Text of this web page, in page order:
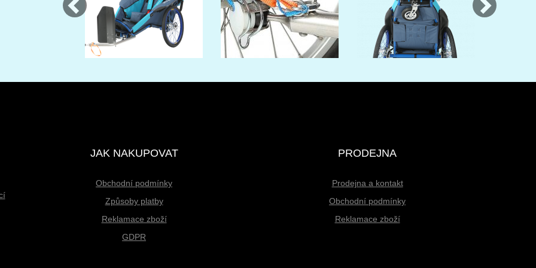
JAK NAKUPOVAT
Obchodní podmínky
Způsoby platby
Reklamace zboží
GDPR
PRODEJNA
Prodejna a kontakt
Obchodní podmínky
Reklamace zboží